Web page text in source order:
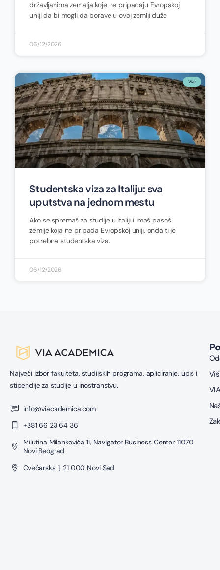
državljanima zemalja koje ne pripadaju Evropskoj
uniji da bi mogli da borave u ovoj zemlji duže
06/12/2026
Vize
Studentska viza za Italiju: sva
uputstva na jednom mestu
Ako se spremaš za studije u Italiji i imaš pasoš
zemlje koja ne pripada Evropskoj uniji, onda ti je
potrebna studentska viza.
06/12/2026
Najveći izbor fakulteta, studijskih programa, apliciranje, upis i
stipendije za studije u inostranstvu.
info@viacademica.com
+381 66 23 64 36
Milutina Milankovića 1i, Navigator Business Center 11070
Novi Beograd
Cvećarska 1, 21 000 Novi Sad